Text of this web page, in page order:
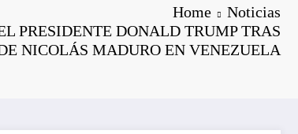
Home
Noticias
PRESIDENTE DONALD TRUMP TRAS
NICOLÁS MADURO EN VENEZUELA